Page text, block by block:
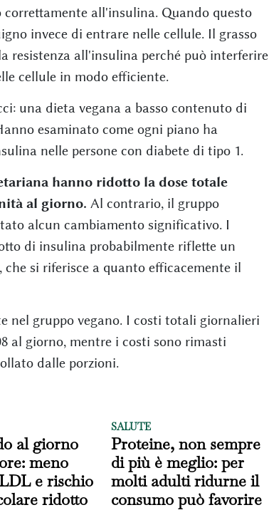
all'insulina. Quando questo
invece di entrare nelle cellule. Il grasso
resistenza all'insulina perché può interferire
cellule in modo efficiente.
una dieta vegana a basso contenuto di
esaminato come ogni piano ha
nelle persone con diabete di tipo 1.
hanno ridotto la dose totale
al giorno. Al contrario, il gruppo
alcun cambiamento significativo. I
di insulina probabilmente riflette un
si riferisce a quanto efficacemente il
nel gruppo vegano. I costi totali giornalieri
al giorno, mentre i costi sono rimasti
dalle porzioni.
al giorno
meno
e rischio
ridotto
SALUTE
Proteine, non sempre
di più è meglio: per
molti adulti ridurne il
consumo può favorire